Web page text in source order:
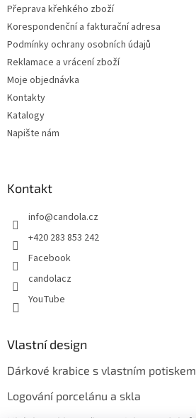
Přeprava křehkého zboží
Korespondenční a fakturační adresa
Podmínky ochrany osobních údajů
Reklamace a vrácení zboží
Moje objednávka
Kontakty
Katalogy
Napište nám
Kontakt
info@candola.cz
+420 283 853 242
Facebook
candolacz
YouTube
Vlastní design
Dárkové krabice s vlastním potiskem
Logování porcelánu a skla